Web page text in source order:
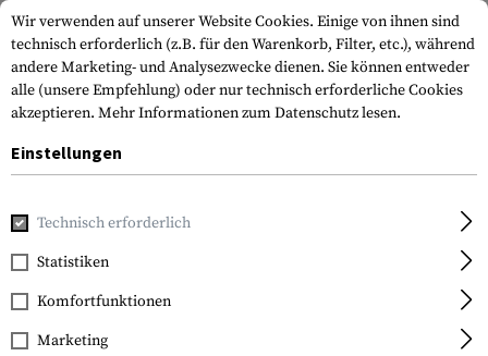
Home Tactical Gear
FILTER
Wir verwenden auf unserer Website Cookies. Einige von ihnen sind
technisch erforderlich (z.B. für den Warenkorb, Filter, etc.), während
andere Marketing- und Analysezwecke dienen. Sie können entweder
alle (unsere Empfehlung) oder nur technisch erforderliche Cookies
akzeptieren. Mehr Informationen zum Datenschutz lesen.
Einstellungen
Technisch erforderlich
Statistiken
Komfortfunktionen
Marketing